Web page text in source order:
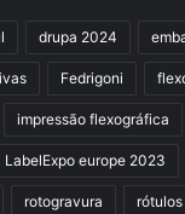
drupa 2024
Fedrigoni
impressão flexográfica
LabelExpo europe 2023
rotogravura